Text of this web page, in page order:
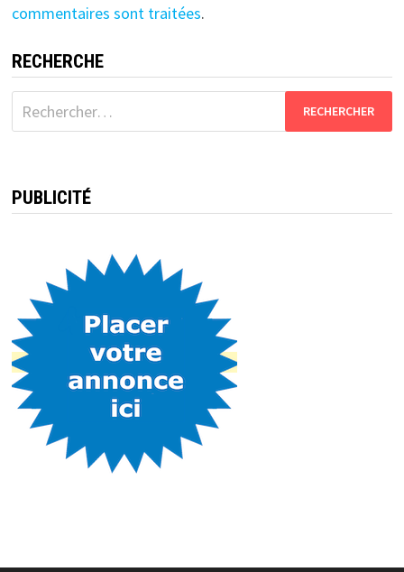
commentaires sont traitées.
RECHERCHE
Rechercher :
PUBLICITÉ